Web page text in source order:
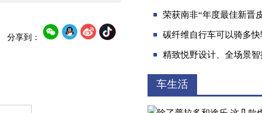
分享到：
荣获南非“年度最佳新晋皮卡”大奖
碳纤维自行车可以骑多快辐轮王土拨鼠全
精致悦野设计、全场景智控四驱，轻越野新
车生活